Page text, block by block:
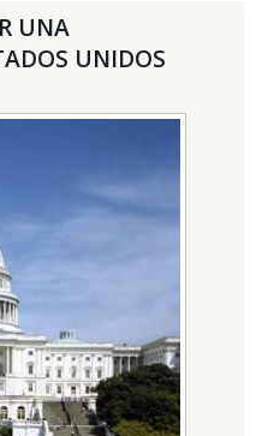
UNA
UNIDOS